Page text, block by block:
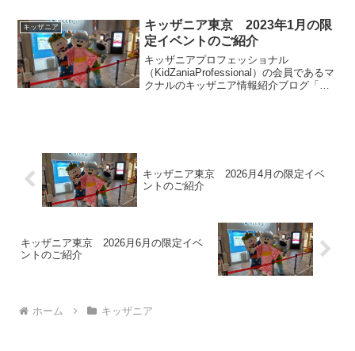
員限定で開催されるプロフェス2024 ～一
夜限りのLive Show!～をご紹介します。
当日の体験内容は別記事で記載します。
キッザニア
キッザニア東京 2023年1月の限
定イベントのご紹介
キッザニアプロフェッショナル
（KidZaniaProfessional）の会員であるマ
クナルのキッザニア情報紹介ブログ「キ
キッザニア東京 2026月4月の限定イベ
ントのご紹介
キッザニア東京 2026月6月の限定イベ
ントのご紹介
ホーム キッザニア